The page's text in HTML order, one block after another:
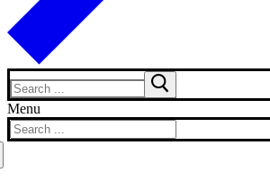
Search
for:
Menu
Search
for: